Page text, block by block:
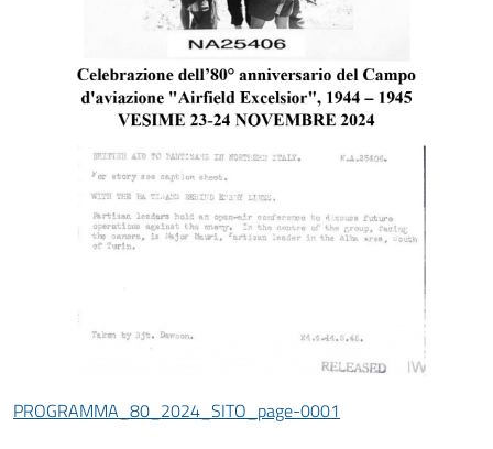
PROGRAMMA_80_2024_SITO_page-0001